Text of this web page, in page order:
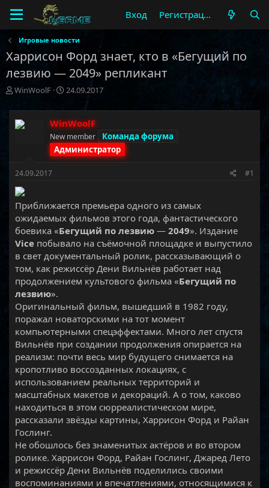
Вход Регистрация
Игровые новости
Харрисон Форд знает, кто в «Бегущий по
лезвию — 2049» репликант
А
т
о
р
ы
WinWoolF
Д
т
а
н
а
ч
24.09.2017
WinWoolF
New member
Команда форума
Администратор
24.09.2017 #1
Приближается премьера одного из самых
ожидаемых фильмов этого года, фантастического
боевика «Бегущий по лезвию — 2049». Издание
Vice побывало на съёмочной площадке и выпустило
в свет документальный ролик, рассказывающий о
том, как режиссёр Дени Вильнёв работает над
продолжением культового фильма «Бегущий по
лезвию».
Оригинальный фильм, вышедший в 1982 году,
поражал новаторскими на тот момент
компьютерными спецэффектами. Много лет спустя
Вильнёв при создании продолжения опирается на
реализм: почти весь мир будущего снимается на
кропотливо воссозданных локациях, с
использованием реальных территорий и
масштабных макетов и декораций. А о том, каково
находиться в этом сюрреалистическом мире,
рассказали звёзды картины, Харрисон Форд и Райан
Гослинг.
Не обошлось без знаменитых актёров и во втором
ролике. Харрисон Форд, Райан Гослинг, Джаред Лето
и режиссёр Дени Вильнёв поделились своими
воспоминаниями и впечатлениями, относящимися к